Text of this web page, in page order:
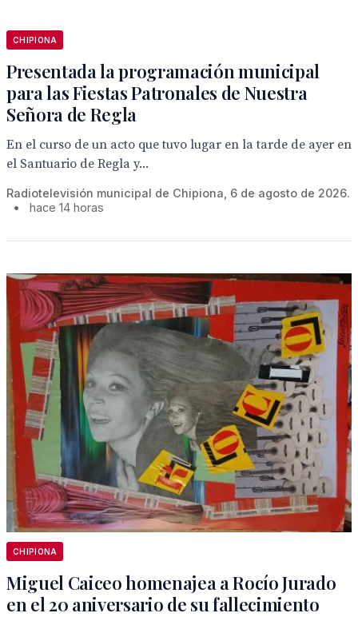
CHIPIONA
Presentada la programación municipal
para las Fiestas Patronales de Nuestra
Señora de Regla
En el curso de un acto que tuvo lugar en la tarde de ayer en
el Santuario de Regla y...
Radiotelevisión municipal de Chipiona, 6 de agosto de 2026.
•
hace 14 horas
CHIPIONA
Miguel Caiceo homenajea a Rocío Jurado
en el 20 aniversario de su fallecimiento